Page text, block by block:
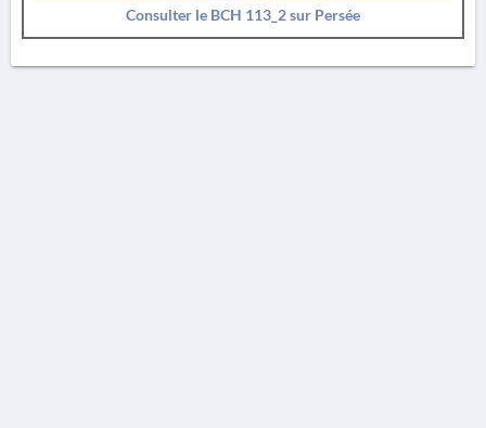
Consulter le BCH 113_2 sur Persée